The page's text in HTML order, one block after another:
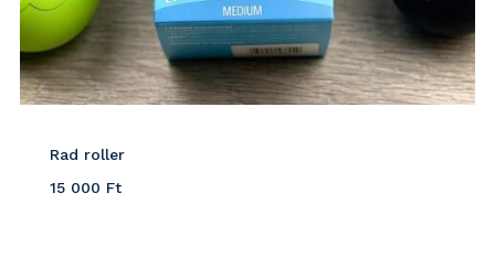
Rad roller
15 000 Ft